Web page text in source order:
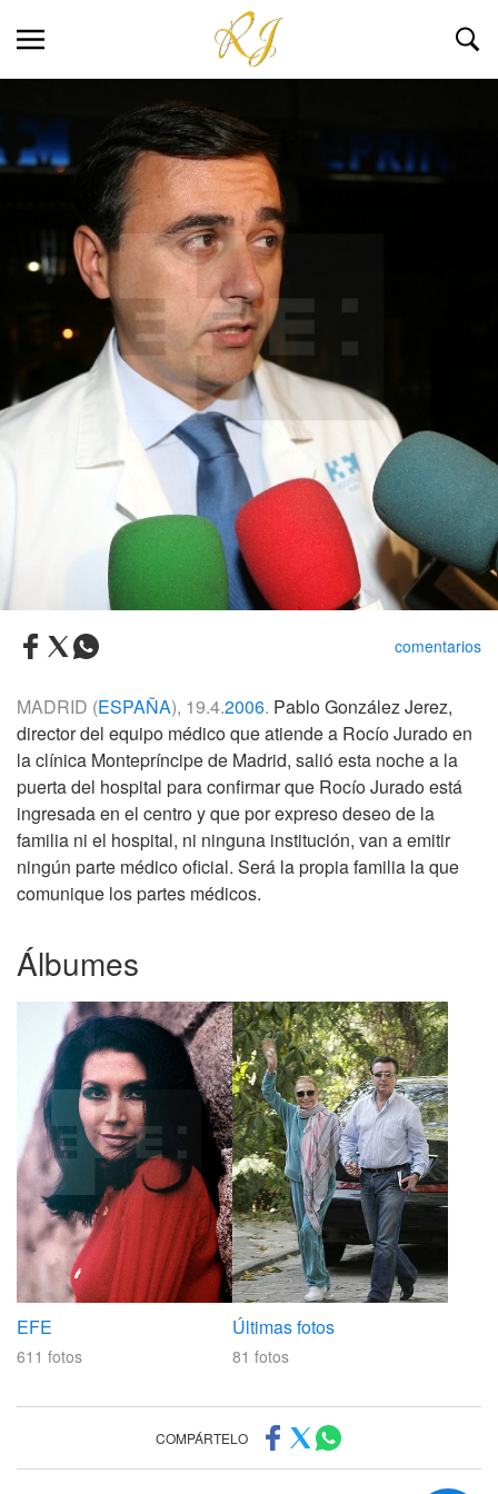
comentarios
MADRID (ESPAÑA), 19.4.2006. Pablo González Jerez,
director del equipo médico que atiende a Rocío Jurado en
la clínica Montepríncipe de Madrid, salió esta noche a la
puerta del hospital para confirmar que Rocío Jurado está
ingresada en el centro y que por expreso deseo de la
familia ni el hospital, ni ninguna institución, van a emitir
ningún parte médico oficial. Será la propia familia la que
comunique los partes médicos.
Álbumes
EFE
611 fotos
Últimas fotos
81 fotos
COMPÁRTELO